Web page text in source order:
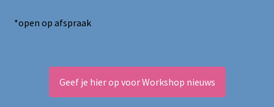
*open op afspraak
Geef je hier op voor Workshop nieuws